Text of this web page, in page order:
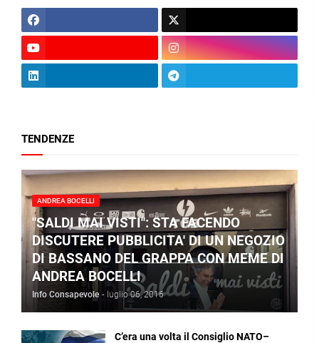
TENDENZE
ANDREA BOCELLI
"SALDI MAI VISTI": STA FACENDO
DISCUTERE PUBBLICITA' DI UN NEGOZIO
DI BASSANO DEL GRAPPA CON MEME DI
ANDREA BOCELLI
Info Consapevole - luglio 06, 2016
C’era una volta il Consiglio NATO–